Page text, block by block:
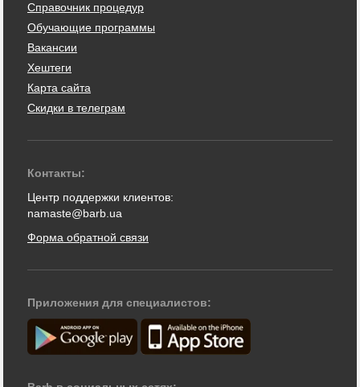
Справочник процедур
Обучающие программы
Вакансии
Хештеги
Карта сайта
Скидки в телеграм
Контакты:
Центр поддержки клиентов:
namaste@barb.ua
Форма обратной связи
Приложения для специалистов: